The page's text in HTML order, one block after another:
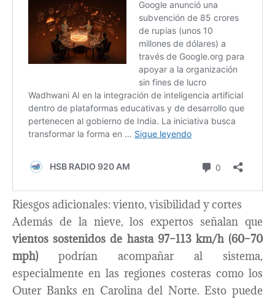
Riesgos adicionales: viento, visibilidad y cortes
Además de la nieve, los expertos señalan que
vientos sostenidos de hasta 97–113 km/h (60–70
mph) podrían acompañar al sistema,
especialmente en las regiones costeras como los
Outer Banks en Carolina del Norte. Esto puede